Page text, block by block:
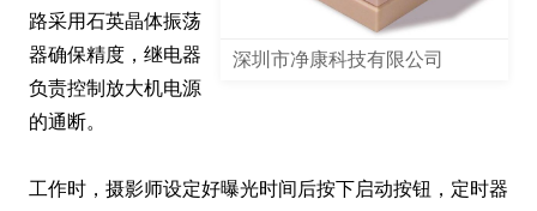
深圳市净康科技有限公司
路采用石英晶体振荡
器确保精度，继电器
负责控制放大机电源
的通断。
工作时，摄影师设定好曝光时间后按下启动按钮，定时器